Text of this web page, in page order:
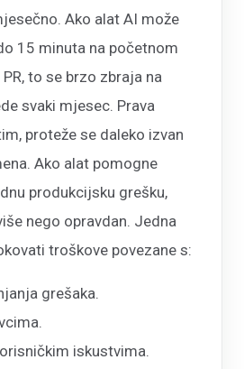
Ako alat AI može
15 minuta na početnom
to se brzo zbraja na
svaki mjesec. Prava
proteže se daleko izvan
Ako alat pomogne
produkcijsku grešku,
nego opravdan. Jedna
troškove povezane s:
grešaka.
iskustvima.